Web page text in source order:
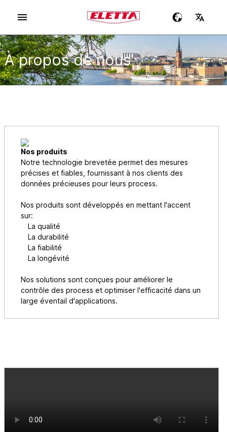
À propos de nous
Nos produits
Notre technologie brevetée permet des mesures
précises et fiables, fournissant à nos clients des
données précieuses pour leurs process.
Nos produits sont développés en mettant l'accent
sur:
La qualité
La durabilité
La fiabilité
La longévité
Nos solutions sont conçues pour améliorer le
contrôle des process et optimiser l'efficacité dans un
large éventail d'applications.